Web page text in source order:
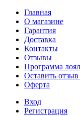
Главная
О магазине
Гарантия
Доставка
Контакты
Отзывы
Программа
Оставить
Оферта
Вход
Регистрация